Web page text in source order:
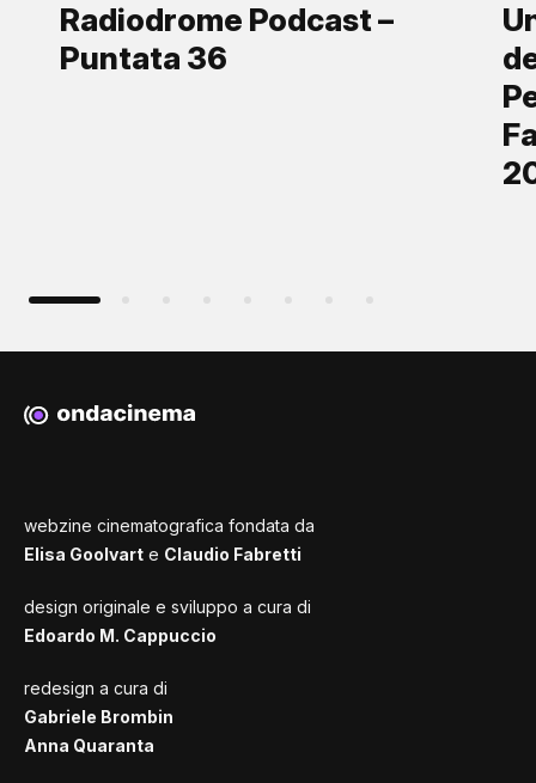
Radiodrome Podcast –
Puntata 36
webzine cinematografica fondata da
Elisa Goolvart e Claudio Fabretti
design originale e sviluppo a cura di
Edoardo M. Cappuccio
redesign a cura di
Gabriele Brombin
Anna Quaranta